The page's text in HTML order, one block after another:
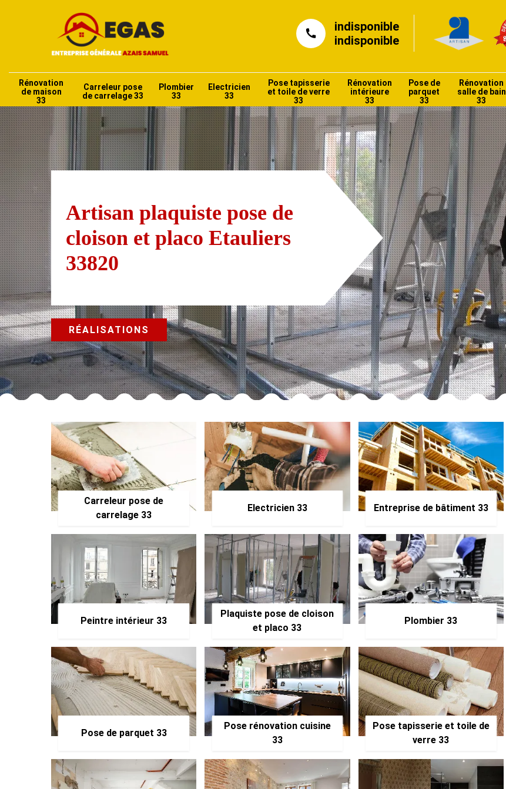
indisponible
indisponible
Rénovation
de maison
33
Carreleur pose
de carrelage 33
Plombier
33
Electricien
33
Pose tapisserie
et toile de verre
33
Rénovation
intérieure
33
Pose de
parquet
33
Rénovation
salle de bain
33
Artisan plaquiste pose de
cloison et placo Etauliers
33820
RÉALISATIONS
Carreleur pose de
carrelage 33
Electricien 33 Entreprise de bâtiment 33
Peintre intérieur 33
Plaquiste pose de cloison
et placo 33
Plombier 33
Pose de parquet 33
Pose rénovation cuisine
33
Pose tapisserie et toile de
verre 33